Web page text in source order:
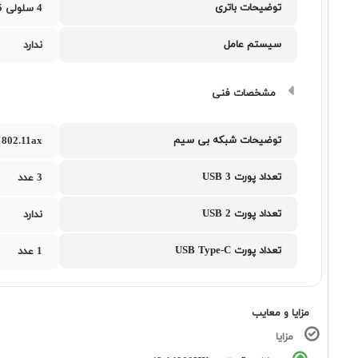
توضیحات باتری 4 سلولی 75 وات ساعت
سیستم عامل ندارد
مشخصات فنی
توضیحات شبکه بی سیم 802.11ax
تعداد پورت USB 3 3 عدد
تعداد پورت USB 2 ندارد
تعداد پورت USB Type-C 1 عدد
مزایا و معایب
مزایا